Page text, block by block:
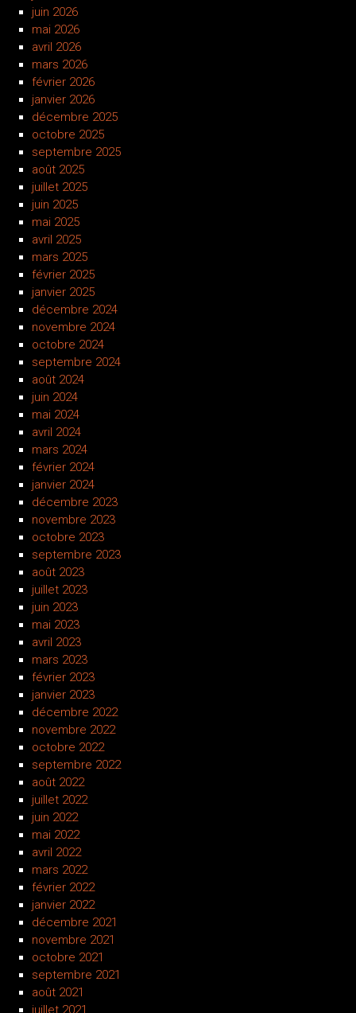
juin 2026
mai 2026
avril 2026
mars 2026
février 2026
janvier 2026
décembre 2025
octobre 2025
septembre 2025
août 2025
juillet 2025
juin 2025
mai 2025
avril 2025
mars 2025
février 2025
janvier 2025
décembre 2024
novembre 2024
octobre 2024
septembre 2024
août 2024
juin 2024
mai 2024
avril 2024
mars 2024
février 2024
janvier 2024
décembre 2023
novembre 2023
octobre 2023
septembre 2023
août 2023
juillet 2023
juin 2023
mai 2023
avril 2023
mars 2023
février 2023
janvier 2023
décembre 2022
novembre 2022
octobre 2022
septembre 2022
août 2022
juillet 2022
juin 2022
mai 2022
avril 2022
mars 2022
février 2022
janvier 2022
décembre 2021
novembre 2021
octobre 2021
septembre 2021
août 2021
juillet 2021